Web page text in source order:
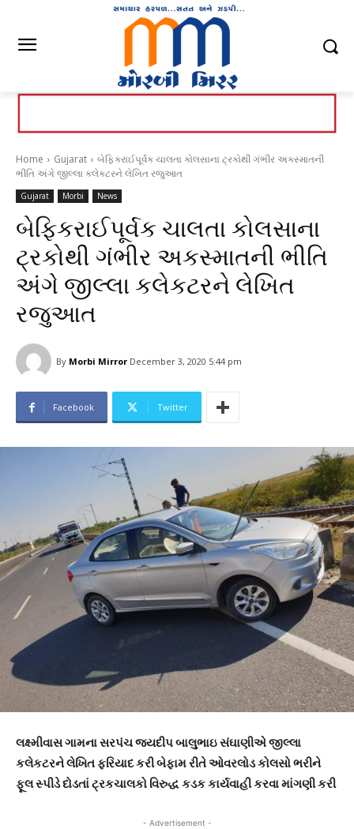
Home Gujarat
બેફિકરાઈપૂર્વક ચાલતા કોલસાના ટ્રકોથી ગંભીર અકસ્માતની
ભીતિ અંગે જીલ્લા કલેકટરને લેખિત રજુઆત
Gujarat Morbi News
બેફિકરાઈપૂર્વક ચાલતા કોલસાના
ટ્રકોથી ગંભીર અકસ્માતની ભીતિ
અંગે જીલ્લા કલેકટરને લેખિત
રજુઆત
By Morbi Mirror December 3, 2020 5:44 pm
Facebook Twitter
લક્ષ્મીવાસ ગામના સરપંચ જયદીપ બાલુભાઇ સંઘાણીએ જીલ્લા
કલેકટરને લેખિત ફરિયાદ કરી બેફામ રીતે ઓવરલોડ કોલસો ભરીને
ફૂલ સ્પીડે દોડતાં ટ્રકચાલકો વિરુદ્ધ કડક કાર્યવાહી કરવા માંગણી કરી
- Advertisement -